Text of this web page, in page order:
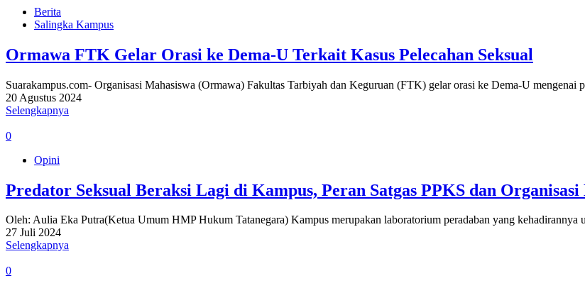
Berita
Salingka Kampus
Ormawa FTK Gelar Orasi ke Dema-U Terkait Kasus Pelecahan Seksual
Suarakampus.com- Organisasi Mahasiswa (Ormawa) Fakultas Tarbiyah dan Keguruan (FTK) gelar orasi ke Dema-U mengenai
20 Agustus 2024
Selengkapnya
0
Opini
Predator Seksual Beraksi Lagi di Kampus, Peran Satgas PPKS dan
Oleh: Aulia Eka Putra(Ketua Umum HMP Hukum Tatanegara) Kampus merupakan laboratorium peradaban yang kehadirannya
27 Juli 2024
Selengkapnya
0